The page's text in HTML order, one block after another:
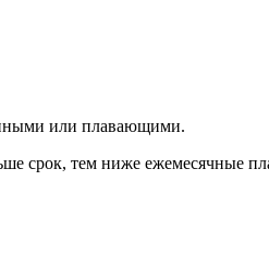
или плавающими.
срок, тем ниже ежемесячные